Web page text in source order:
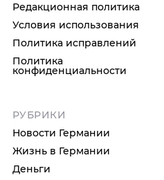
Редакционная политика
Условия использования
Политика исправлений
Политика
конфиденциальности
РУБРИКИ
Новости Германии
Жизнь в Германии
Деньги